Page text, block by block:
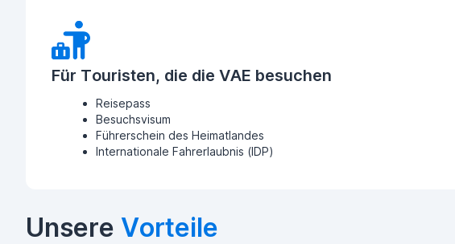
Für Touristen, die die VAE besuchen
Reisepass
Besuchsvisum
Führerschein des Heimatlandes
Internationale Fahrerlaubnis (IDP)
Unsere Vorteile